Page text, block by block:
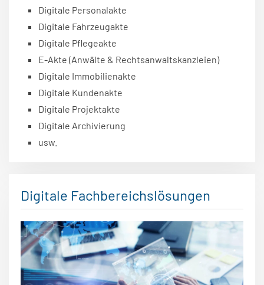
Digitale Personalakte
Digitale Fahrzeugakte
Digitale Pflegeakte
E-Akte (Anwälte & Rechtsanwaltskanzleien)
Digitale Immobilienakte
Digitale Kundenakte
Digitale Projektakte
Digitale Archivierung
usw.
Digitale Fachbereichslösungen